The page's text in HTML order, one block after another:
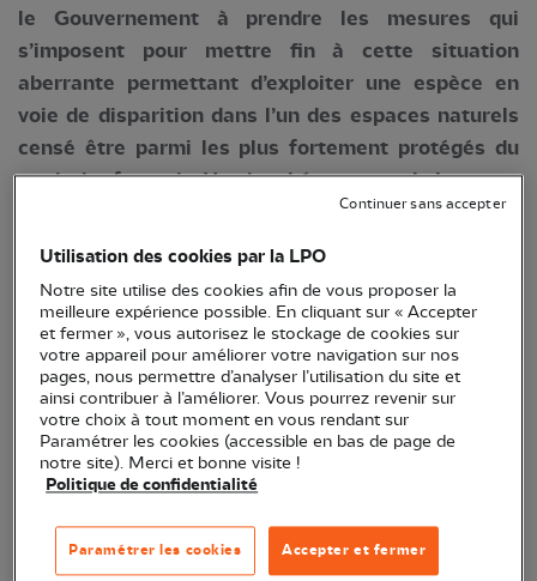
le Gouvernement à prendre les mesures qui
s’imposent pour mettre fin à cette situation
aberrante permettant d’exploiter une espèce en
voie de disparition dans l’un des espaces naturels
censé être parmi les plus fortement protégés du
territoire français. Une incohérence totale !
rivières et de nos estuaires, est classée en danger
critique d’extinction à l’échelle mondiale par l’UICN
depuis 2008. Sa population s’est effondrée de 90
% en près d’un demi-siècle. Les pressions qui
pèsent sur l’espèce sont nombreuses, comme
l’altération des cours d’eau, les ruptures de
continuités écologiques (barrages), la disparition
des zones humides, les pollutions diverses, ainsi
que la surpêche et le braconnage. Les scientifiques
du Conseil international pour l’exploration de la mer
Utilisation des cookies par la LPO
Notre site utilise des cookies afin de vous proposer la
meilleure expérience possible. En cliquant sur « Accepter
et fermer », vous autorisez le stockage de cookies sur
votre appareil pour améliorer votre navigation sur nos
pages, nous permettre d’analyser l’utilisation du site et
ainsi contribuer à l’améliorer. Vous pourrez revenir sur
votre choix à tout moment en vous rendant sur
Paramétrer les cookies (accessible en bas de page de
notre site). Merci et bonne visite !
Politique de confidentialité
Accepter et fermer
Paramétrer les cookies
Continuer sans accepter